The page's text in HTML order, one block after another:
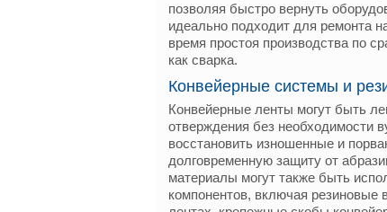
позволяя быстро вернуть
идеально подходит для ремонта
время простоя производства по
как сварка.
Конвейерные системы и
Конвейерные ленты могут быть
отверждения без необходимости
восстановить изношенные и
долговременную защиту от
материалы могут также быть
компонентов, включая резиновые